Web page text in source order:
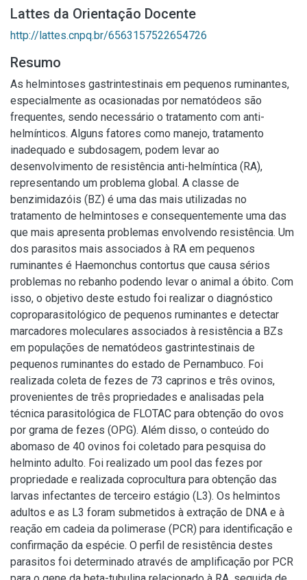
Lattes da Orientação Docente
http://lattes.cnpq.br/6563157522654726
Resumo
As helmintoses gastrintestinais em pequenos ruminantes,
especialmente as ocasionadas por nematódeos são
frequentes, sendo necessário o tratamento com anti-
helmínticos. Alguns fatores como manejo, tratamento
inadequado e subdosagem, podem levar ao
desenvolvimento de resistência anti-helmíntica (RA),
representando um problema global. A classe de
benzimidazóis (BZ) é uma das mais utilizadas no
tratamento de helmintoses e consequentemente uma das
que mais apresenta problemas envolvendo resistência. Um
dos parasitos mais associados à RA em pequenos
ruminantes é Haemonchus contortus que causa sérios
problemas no rebanho podendo levar o animal a óbito. Com
isso, o objetivo deste estudo foi realizar o diagnóstico
coproparasitológico de pequenos ruminantes e detectar
marcadores moleculares associados à resistência a BZs
em populações de nematódeos gastrintestinais de
pequenos ruminantes do estado de Pernambuco. Foi
realizada coleta de fezes de 73 caprinos e três ovinos,
provenientes de três propriedades e analisadas pela
técnica parasitológica de FLOTAC para obtenção do ovos
por grama de fezes (OPG). Além disso, o conteúdo do
abomaso de 40 ovinos foi coletado para pesquisa do
helminto adulto. Foi realizado um pool das fezes por
propriedade e realizada coprocultura para obtenção das
larvas infectantes de terceiro estágio (L3). Os helmintos
adultos e as L3 foram submetidos à extração de DNA e à
reação em cadeia da polimerase (PCR) para identificação e
confirmação da espécie. O perfil de resistência destes
parasitos foi determinado através de amplificação por PCR